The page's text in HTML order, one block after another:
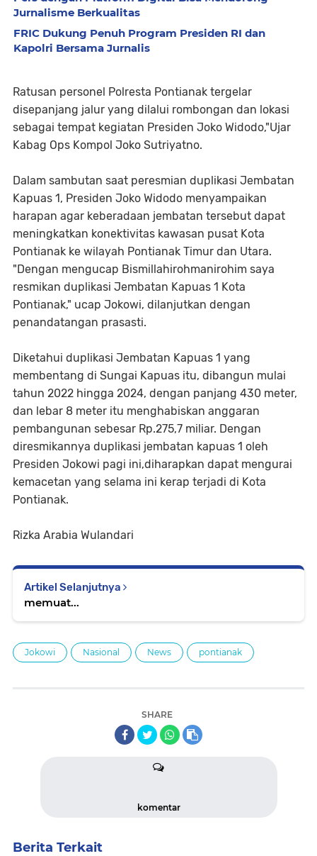
Jurnalisme Berkualitas
FRIC Dukung Penuh Program Presiden RI dan
Kapolri Bersama Jurnalis
Ratusan personel Polresta Pontianak tergelar
disepanjang jalur yang dilalui rombongan dan lokasi
sebagai tempat kegiatan Presiden Joko Widodo,"Ujar
Kabag Ops Kompol Joko Sutriyatno.
Dalam sambutan saat peresmian duplikasi Jembatan
Kapuas 1, Presiden Joko Widodo menyampaikan
harapan agar keberadaan jembatan tersebut dapat
meningkatkan konektivitas kawasan pusat Kota
Pontianak ke wilayah Pontianak Timur dan Utara.
"Dengan mengucap Bismillahirohmanirohim saya
resmikan duplikasi Jembatan Kapuas 1 Kota
Pontianak," ucap Jokowi, dilanjutkan dengan
penandatangan prasasti.
Diketahui duplikasi Jembatan Kapuas 1 yang
membentang di Sungai Kapuas itu, dibangun mulai
tahun 2022 hingga 2024, dengan panjang 430 meter,
dan lebar 8 meter itu menghabiskan anggaran
pembangunan sebesar Rp.275,7 miliar. Dengan
diresmikannya duplikasi jembatan kapuas 1 oleh
Presiden Jokowi pagi ini,diharapkan dapat mengurai
kemacetan yang selama ini kerap terjadi di Kota
Pontianak.
Rizka Arabia Wulandari
Artikel Selanjutnya
memuat...
Jokowi Nasional News pontianak
SHARE
komentar
Berita Terkait